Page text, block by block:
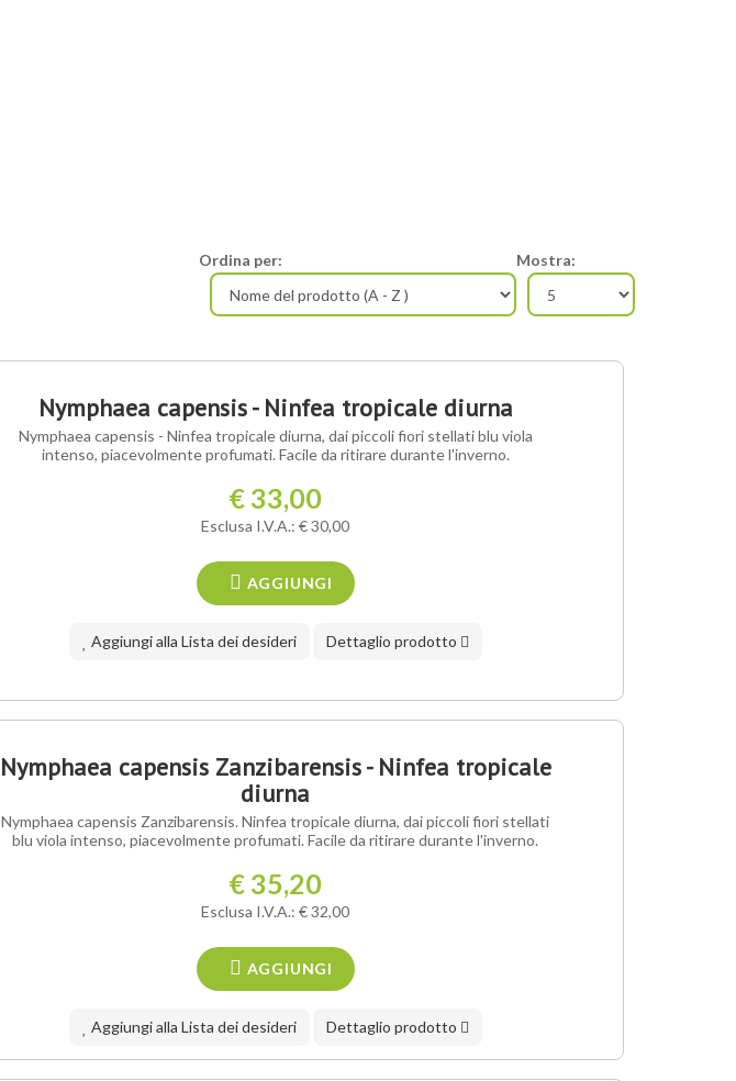
Mostra:
Ordina per:
Nymphaea capensis - Ninfea tropicale diurna
Nymphaea capensis - Ninfea tropicale diurna, dai piccoli fiori stellati blu viola
intenso, piacevolmente profumati. Facile da ritirare durante l'inverno.
€ 33,00
Esclusa I.V.A.: € 30,00
AGGIUNGI
Aggiungi alla Lista dei desideri Dettaglio prodotto
Nymphaea capensis Zanzibarensis - Ninfea tropicale
diurna
Nymphaea capensis Zanzibarensis. Ninfea tropicale diurna, dai piccoli fiori stellati
blu viola intenso, piacevolmente profumati. Facile da ritirare durante l'inverno.
€ 35,20
Esclusa I.V.A.: € 32,00
AGGIUNGI
Aggiungi alla Lista dei desideri Dettaglio prodotto